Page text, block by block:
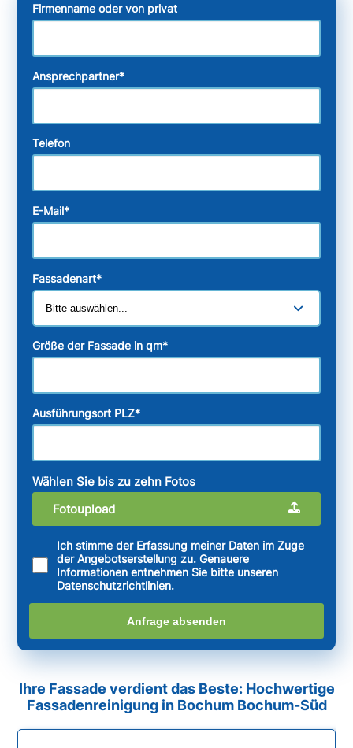
Firmenname oder von privat
Ansprechpartner*
Telefon
E-Mail*
Fassadenart*
Größe der Fassade in qm*
Ausführungsort PLZ*
Wählen Sie bis zu zehn Fotos
Fotoupload
Ich stimme der Erfassung meiner Daten im Zuge
der Angebotserstellung zu. Genauere
Informationen entnehmen Sie bitte unseren
Datenschutzrichtlinien.
Anfrage absenden
Ihre Fassade verdient das Beste: Hochwertige
Fassadenreinigung in Bochum Bochum-Süd